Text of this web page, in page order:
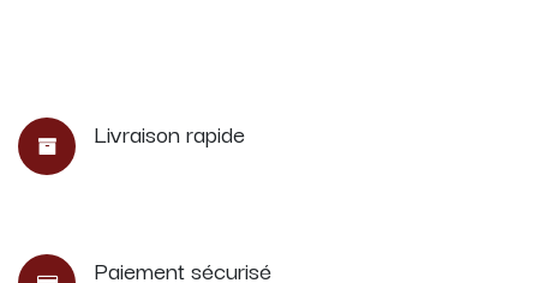
Livraison rapide
Paiement sécurisé